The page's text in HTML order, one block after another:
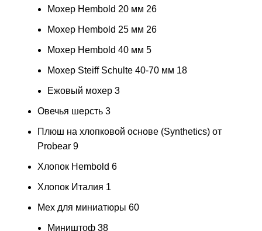
Мохер Hembold 20 мм 26
Мохер Hembold 25 мм 26
Мохер Hembold 40 мм 5
Мохер Steiff Schulte 40-70 мм 18
Ежовый мохер 3
Овечья шерсть 3
Плюш на хлопковой основе (Synthetics) от
Probear 9
Хлопок Hembold 6
Хлопок Италия 1
Мех для миниатюры 60
Миништоф 38